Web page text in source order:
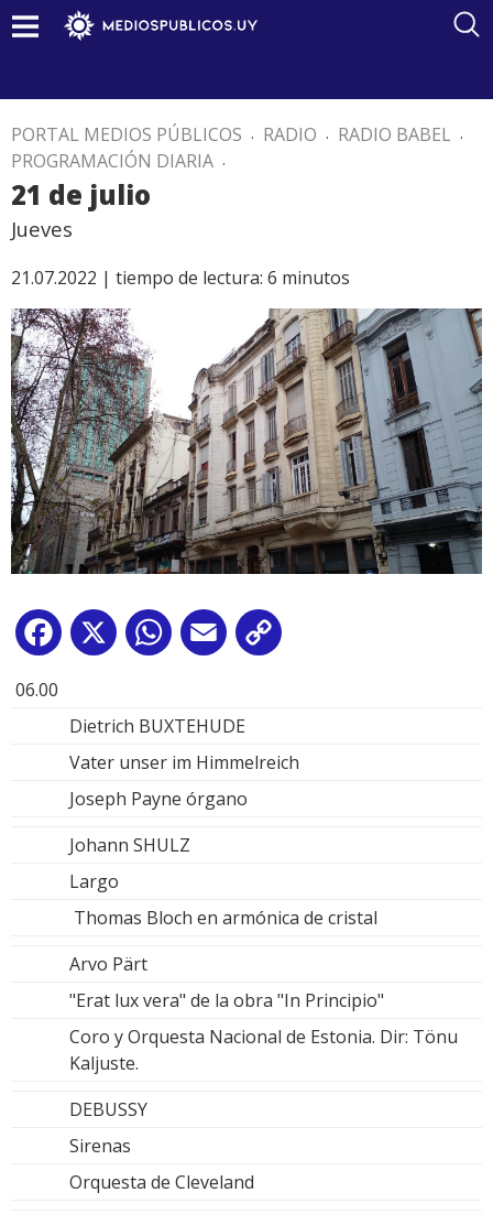
PORTAL MEDIOS PÚBLICOS . RADIO . RADIO BABEL .
PROGRAMACIÓN DIARIA .
21 de julio
Jueves
21.07.2022 | tiempo de lectura: 6 minutos
Facebook
X WhatsApp
Email
06.00
Dietrich BUXTEHUDE
Vater unser im Himmelreich
Joseph Payne órgano
Johann SHULZ
Largo
Thomas Bloch en armónica de cristal
Arvo Pärt
"Erat lux vera" de la obra "In Principio"
Coro y Orquesta Nacional de Estonia. Dir: Tönu
Kaljuste.
DEBUSSY
Sirenas
Orquesta de Cleveland